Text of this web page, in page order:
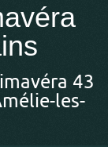
43
les-